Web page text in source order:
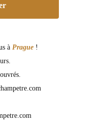
à Prague !